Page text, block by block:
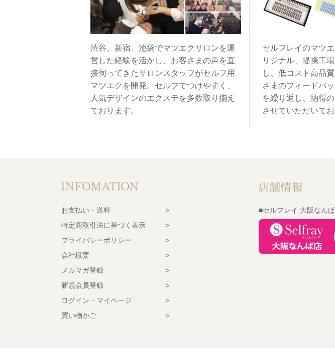
渋谷、新宿、池袋でマツエクサロンを運
営した経験を活かし、お客さまの声を直
接伺ってきたサロンスタッフがセルフ用
マツエクを開発。セルフでつけやすく、
人気デザインのエクステを多数取り揃え
ております。
セルフレイのマツ
リジナル、提携工
し、低コスト高品
さまのフィードバ
を繰り返し、納得
させていただいてお
お支払い・送料
特定商取引法に基づく表示
プライバシーポリシー
会社概要
メルマガ登録
新規会員登録
ログイン・マイページ
買い物かご
■セルフレイ 大阪なん